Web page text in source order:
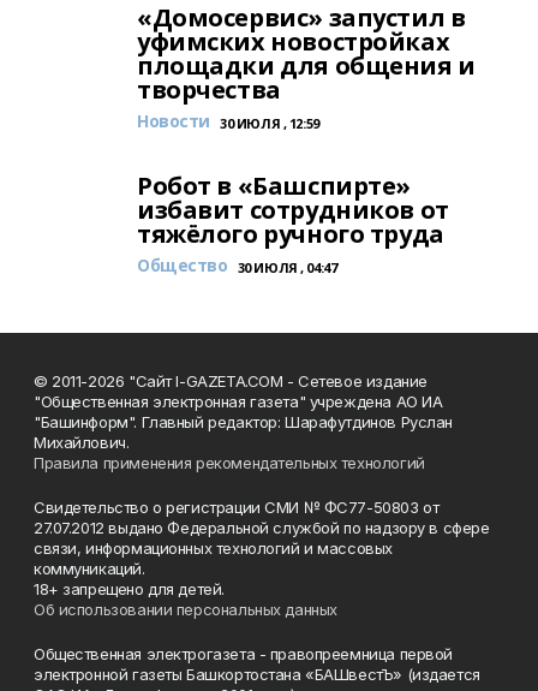
«Домосервис» запустил в
уфимских новостройках
площадки для общения и
творчества
Новости 30 ИЮЛЯ , 12:59
Робот в «Башспирте»
избавит сотрудников от
тяжёлого ручного труда
Общество 30 ИЮЛЯ , 04:47
© 2011-2026 "Сайт I-GAZETA.COM - Сетевое издание
"Общественная электронная газета" учреждена АО ИА
"Башинформ". Главный редактор: Шарафутдинов Руслан
Михайлович.
Правила применения рекомендательных технологий
Свидетельство о регистрации СМИ № ФС77-50803 от
27.07.2012 выдано Федеральной службой по надзору в сфере
связи, информационных технологий и массовых
коммуникаций.
18+ запрещено для детей.
Об использовании персональных данных
Общественная электрогазета - правопреемница первой
электронной газеты Башкортостана «БАШвестЪ» (издается